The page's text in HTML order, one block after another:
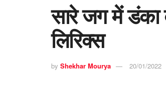
सारे जग में
लिरिक्स
by Shekhar Mourya 20/01/2022